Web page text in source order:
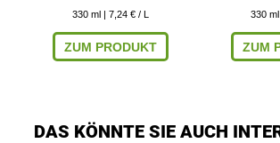
330 ml | 7,24 € / L
ZUM PRODUKT
330 ml
ZUM
DAS KÖNNTE SIE AUCH